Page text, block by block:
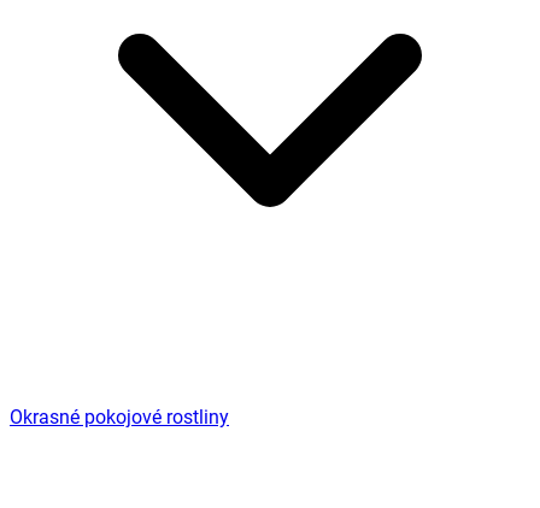
Okrasné pokojové rostliny